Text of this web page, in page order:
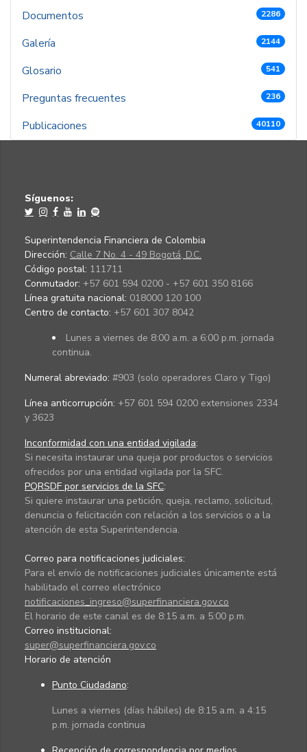
Documentos 2286
Galería 2144
Glosario 541
Preguntas frecuentes 236
Publicaciones 40110
Síguenos:
Superintendencia Financiera de Colombia
Dirección: Calle 7 No. 4 - 49 Bogotá, D.C.
Código postal: 111711
Conmutador: +57 601 594 0200 - +57 601 350 8166
Línea gratuita nacional: 018000 120 100
Centro de contacto: +57 601 307 8042
Lunes a viernes de 8:00 a.m. a 6:00 p.m. jornada
continua.
Numeral abreviado: #903 (solo operadores Claro y Tigo)
Línea anticorrupción: +57 601 594 0200 extensiones 2334
y 3623
Inconformidad con una entidad vigilada:
Si necesita instaurar una queja por productos o servicios
ofrecidos por una entidad vigilada por la SFC.
PQRSDF por servicios de la SFC:
Si quiere instaurar una petición, queja, reclamo, solicitud,
denuncia o felicitación con relación a los servicios o a la
atención de esta Superintendencia.
Correo para notificaciones judiciales:
Para el envío de notificaciones judiciales únicamente está
habilitado el correo electrónico
notificaciones_ingreso@superfinanciera.gov.co
El horario de este canal es de 8:15 a.m. a 5:00 p.m.
Correo institucional:
super@superfinanciera.gov.co
Horario de atención
Punto Ciudadano:
Lunes a viernes (días hábiles) de 8:15 a.m. a 4:15
p.m. jornada continua